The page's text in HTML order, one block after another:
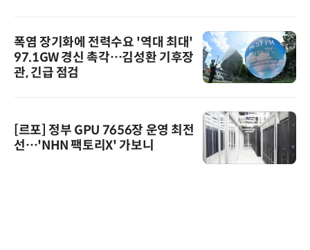
폭염 장기화에 전력수요 '역대 최대'
97.1GW 경신 촉각…김성환 기후장
관, 긴급 점검
[르포] 정부 GPU 7656장 운영 최전
선…'NHN 팩토리X' 가보니